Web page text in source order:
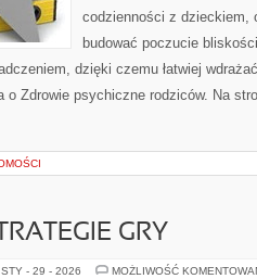
codzienności z dzieckiem,
budować poczucie
dzięki czemu łatwiej
o Zdrowie psychiczne rodziców. Na
GRY
STY - 29 - 2026 MOŻLIWOŚĆ